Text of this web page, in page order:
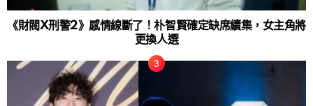
《財閥X刑警2》感情線斷了！朴智賢確定缺席續集，女主角將
更換人選